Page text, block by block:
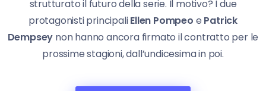
strutturato il futuro della serie. Il motivo? I due
protagonisti principaliEllen Pompeo e Patrick
Dempsey non hanno ancora firmato il contratto per le
prossime stagioni, dall’undicesima in poi.